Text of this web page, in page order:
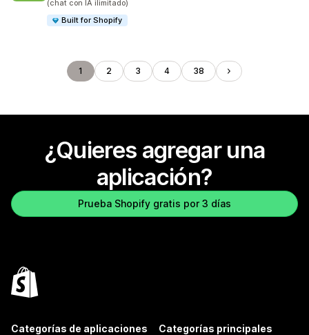
(chat con IA ilimitado)
Built for Shopify
1 2 3 4 38
¿Quieres agregar una
aplicación?
Prueba Shopify gratis por 3 días
Categorías de aplicaciones Categorías principales